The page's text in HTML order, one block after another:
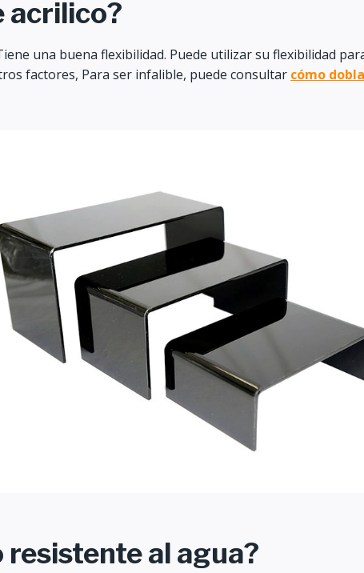
acrilico?
una buena flexibilidad. Puede utilizar su flexibilidad
factores, Para ser infalible, puede consultar cómo
resistente al agua?